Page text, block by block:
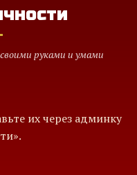
руками и умами
их через админку